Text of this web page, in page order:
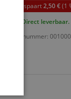
U bespaart2,50 €(1
Direct leverbaar.
Artikelnummer: